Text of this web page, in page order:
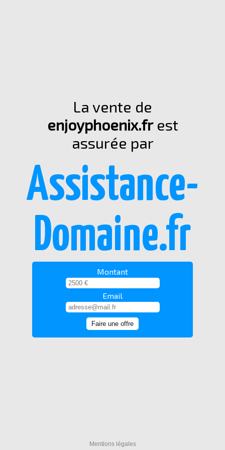
La vente de
enjoyphoenix.frest
assurée par
Assistance-
Domaine.fr
Montant
Email
Mentions légales